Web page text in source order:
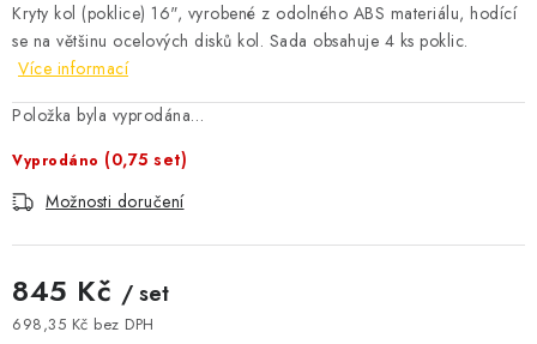
O nás Doprava Značky Kontakty
Reklamace
Zásady zpracování osobních údajů
Kryty kol (poklice) 16", vyrobené z odolného ABS materiálu, hodící
se na většinu ocelových disků kol. Sada obsahuje 4 ks poklic.
Více informací
Položka byla vyprodána…
Vyprodáno (0,75 set)
Možnosti doručení
845 Kč / set
698,35 Kč bez DPH